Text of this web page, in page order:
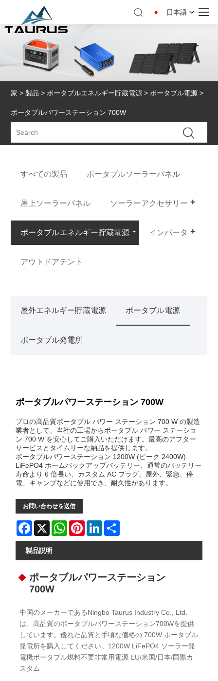
日本語
家 > 製品 > ポータブルエネルギー貯蔵電源 > ポータブル電源 >
ポータブルパワーステーション 700W
すべての製品 ポータブルソーラーパネル
屋上ソーラーパネル ソーラーアクセサリー
ポータブルエネルギー貯蔵電源 インバータ
アウトドアテント
屋外エネルギー貯蔵電源 ポータブル電源
ポータブル発電所
ポータブルパワーステーション 700W
プロの高品質ポータブル パワー ステーション 700 W の製造
業者として、当社の工場からポータブル パワー ステーショ
ン 700 W を安心してご購入いただけます。最高のアフター
サービスとタイムリーな納品を提供します。
ポータブルパワーステーション 1200W (ピーク 2400W)
LiFePO4 ホームバックアップバッテリー、通常のバッテリー
寿命より 6 倍長い、カスタム AC プラグ、屋外、緊急、停
電、キャンプなどに使用でき、耐久性があります。
お問い合わせを送信
Facebook
X WhatsAppPinterestLinkedIn
製品説明
ポータブルパワーステーション
700W
中国のメーカーであるNingbo Taurus Industry Co., Ltd.
は、高品質のポータブルパワーステーション700Wを提供
しています。優れた品質と手頃な価格の 700W ポータブル
発電所を購入してください。1200W LiFePO4 ソーラー発
電機ポータブル燃料不要非常用電源 EU/米国/日本/国際カ
スタム